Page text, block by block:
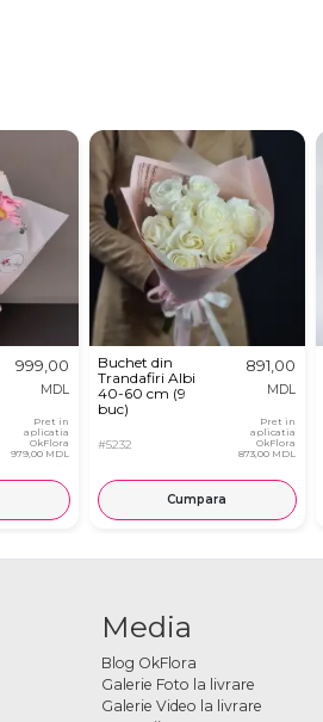
999,00
MDL
Pret in
aplicatia
OkFlora
979,00 MDL
Buchet din
Trandafiri Albi
40-60 cm (9
buc)
#5232
891,00
MDL
Pret in
aplicatia
OkFlora
873,00 MDL
Cumpara
Media
Blog OkFlora
Galerie Foto la livrare
Galerie Video la livrare